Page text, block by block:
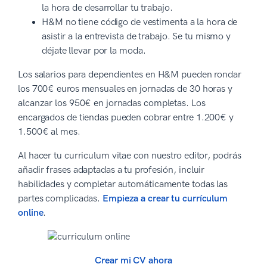
la hora de desarrollar tu trabajo.
H&M no tiene código de vestimenta a la hora de
asistir a la entrevista de trabajo. Se tu mismo y
déjate llevar por la moda.
Los salarios para dependientes en H&M pueden rondar
los 700€ euros mensuales en jornadas de 30 horas y
alcanzar los 950€ en jornadas completas. Los
encargados de tiendas pueden cobrar entre 1.200€ y
1.500€ al mes.
Al hacer tu curriculum vitae con nuestro editor, podrás
añadir frases adaptadas a tu profesión, incluir
habilidades y completar automáticamente todas las
partes complicadas. Empieza a crear tu currículum
online.
Crear mi CV ahora